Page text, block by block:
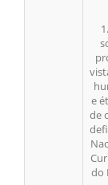
e
de
do